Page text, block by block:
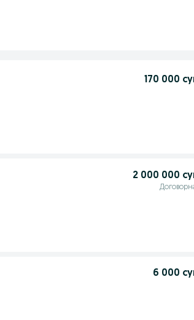
170 000
2 000 000
6 000